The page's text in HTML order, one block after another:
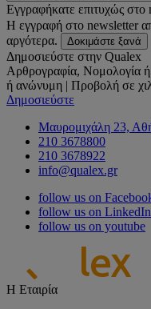
Εγγραφήκατε επιτυχώς στο
Η εγγραφή στο newsletter
αργότερα.
Δοκιμάστε ξανά
Δημοσιεύστε στην Qualex
Αρθρογραφία, Νομολογία
ή ανώνυμη | Προβολή σε
Δημοσιεύστε
Μαυρομιχάλη 23,
210 3678800
210 3678922
info@qualex.gr
follow us on
follow us on LinkedIn
follow us on youtube
Η Εταιρία